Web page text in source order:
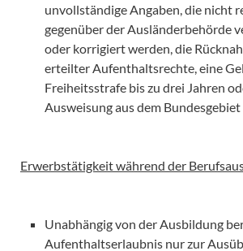
unvollständige Angaben, die nicht
gegenüber der Ausländerbehörde
oder korrigiert werden, die
erteilter Aufenthaltsrechte, eine
Freiheitsstrafe bis zu drei Jahren
Ausweisung aus dem Bundesgebiet
Erwerbstätigkeit während der
Unabhängig von der Ausbildung
Aufenthaltserlaubnis nur zur